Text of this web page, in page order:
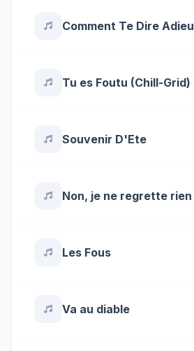
Comment Te Dire Adieu
Tu es Foutu (Chill-Grid)
Souvenir D'Ete
Non, je ne regrette rien
Les Fous
Va au diable